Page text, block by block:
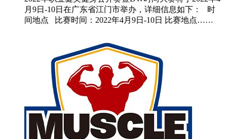
月9日-10日在广东省江门市举办，详细信息如下： 时
间地点 比赛时间：2022年4月9日-10日 比赛地点……